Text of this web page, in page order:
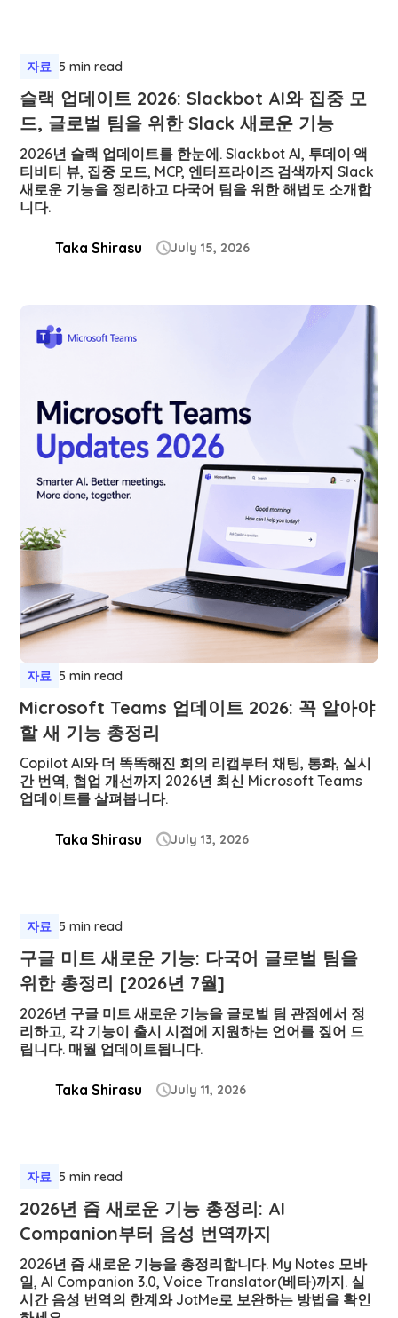
자료 5 min read
슬랙 업데이트 2026: Slackbot AI와 집중 모
드, 글로벌 팀을 위한 Slack 새로운 기능
2026년 슬랙 업데이트를 한눈에. Slackbot AI, 투데이·액
티비티 뷰, 집중 모드, MCP, 엔터프라이즈 검색까지 Slack
새로운 기능을 정리하고 다국어 팀을 위한 해법도 소개합
니다.
Taka Shirasu July 15, 2026
자료 5 min read
Microsoft Teams 업데이트 2026: 꼭 알아야
할 새 기능 총정리
Copilot AI와 더 똑똑해진 회의 리캡부터 채팅, 통화, 실시
간 번역, 협업 개선까지 2026년 최신 Microsoft Teams
업데이트를 살펴봅니다.
Taka Shirasu July 13, 2026
자료 5 min read
구글 미트 새로운 기능: 다국어 글로벌 팀을
위한 총정리 [2026년 7월]
2026년 구글 미트 새로운 기능을 글로벌 팀 관점에서 정
리하고, 각 기능이 출시 시점에 지원하는 언어를 짚어 드
립니다. 매월 업데이트됩니다.
Taka Shirasu July 11, 2026
자료 5 min read
2026년 줌 새로운 기능 총정리: AI
Companion부터 음성 번역까지
2026년 줌 새로운 기능을 총정리합니다. My Notes 모바
일, AI Companion 3.0, Voice Translator(베타)까지. 실
시간 음성 번역의 한계와 JotMe로 보완하는 방법을 확인